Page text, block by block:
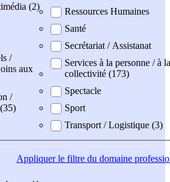
(2)
/
aux
/
Ressources Humaines
Santé
Secrétariat / Assistanat
Services à la personne / à la
collectivité (173)
Spectacle
Sport
Transport / Logistique (3)
Appliquerle filtre du domaine